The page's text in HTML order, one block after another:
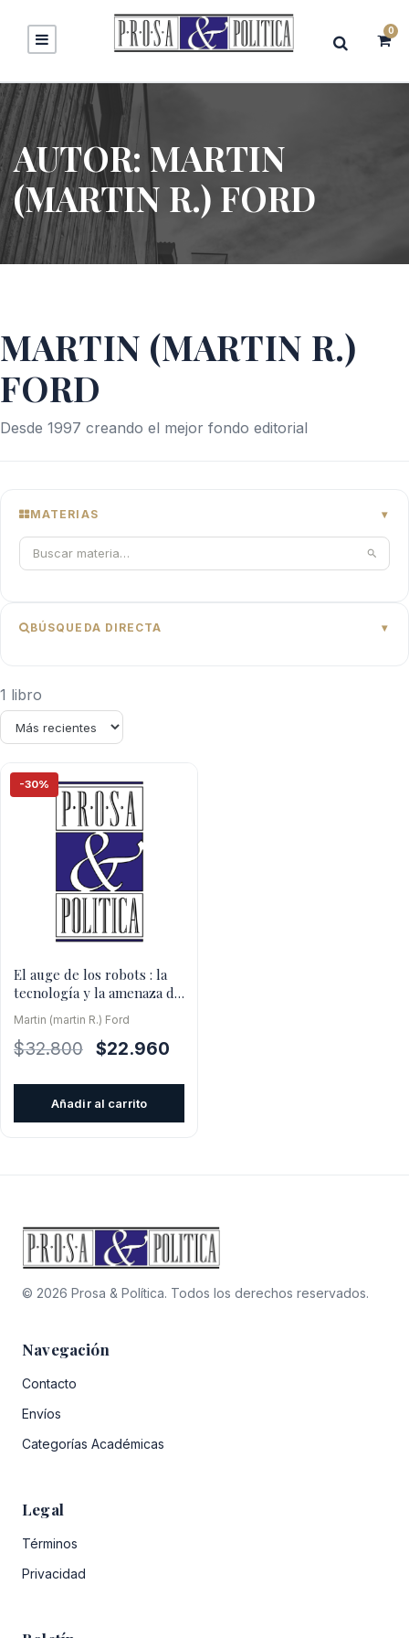
0
AUTOR:MARTIN
(MARTIN R.) FORD
MARTIN (MARTIN R.)
FORD
Desde 1997 creando el mejor fondo editorial
MATERIAS
BÚSQUEDA DIRECTA
1 libro
-30%
El auge de los robots : la
tecnología y la amenaza de
un futuro sin e
Martin (martin R.) Ford
$32.800
El
$22.960
Añadir al carrito
© 2026 Prosa & Política. Todos los derechos reservados.
Navegación
Contacto
Envíos
Categorías Académicas
Legal
Términos
Privacidad